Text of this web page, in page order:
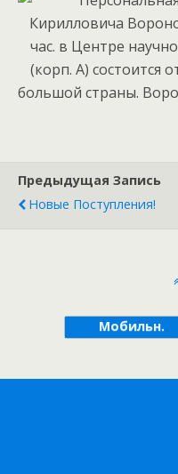
Предыдущая Запись
Новые Поступления!
Мобильн.